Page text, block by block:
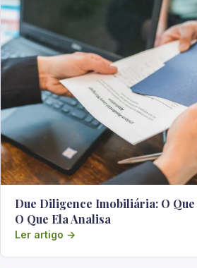
Due Diligence Imobiliária: O Que
O Que Ela Analisa
Ler artigo →